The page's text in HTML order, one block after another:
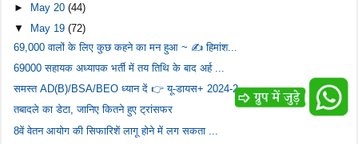
► May 20(44)
▼ May 19(72)
69,000 वालों के लिए कुछ कहने का मन हुआ ~ ✍️ हिमांश...
69000 सहायक अध्यापक भर्ती में तय तिथि के बाद अर्ह ...
समस्‍त AD(B)/BSA/BEO ध्यान दें 👉 यू-डायस+ 2024-2...
तबादले का डेटा, जानिए कितने हुए ट्रांसफर
8वें वेतन आयोग की सिफारिशें लागू होने में लग सकता ...